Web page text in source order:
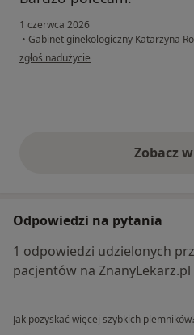
1 czerwca 2026
• Gabinet ginekologiczny Katarzyna
w opinii użytkownika AN
zgłoś nadużycie
Zobacz
Odpowiedzi na pytania
1 odpowiedzi udzielonych
pacjentów na ZnanyLekarz.pl
Jak pozyskać więcej szybkich